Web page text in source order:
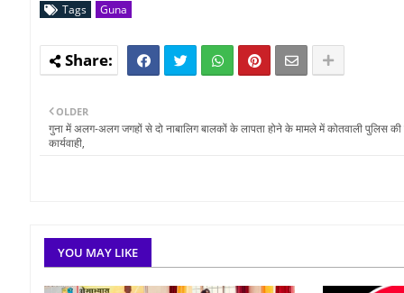
Tags Guna
OLDER
गुना में अलग-अलग जगहों से दो नाबालिग बालकों के लापता होने के मामले में कोतवाली पुलिस
कार्यवाही,
YOU MAY LIKE